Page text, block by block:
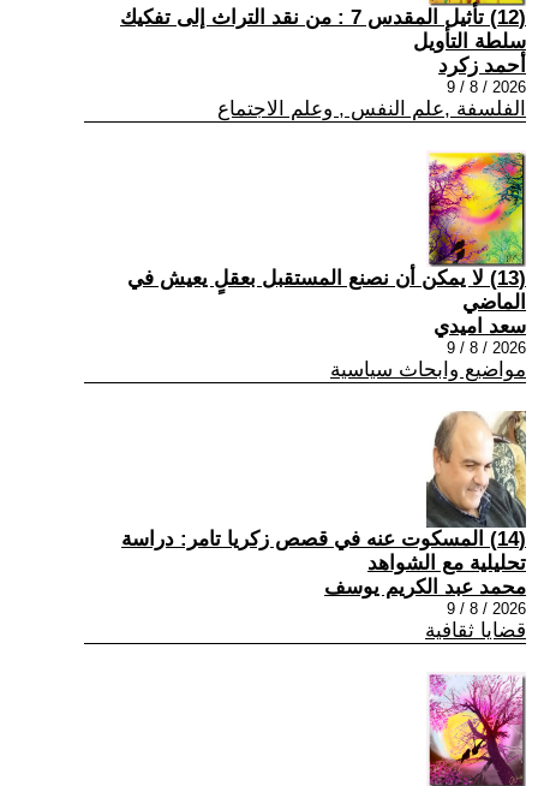
(12) تأثيل المقدس 7 : من نقد التراث إلى تفكيك
سلطة التأويل
أحمد زكرد
2026 / 8 / 9
الفلسفة ,علم النفس , وعلم الاجتماع
(13) لا يمكن أن نصنع المستقبل بعقلٍ يعيش في
الماضي
سعد اميدي
2026 / 8 / 9
مواضيع وابحاث سياسية
(14) المسكوت عنه في قصص زكريا تامر: دراسة
تحليلية مع الشواهد
محمد عبد الكريم يوسف
2026 / 8 / 9
قضايا ثقافية